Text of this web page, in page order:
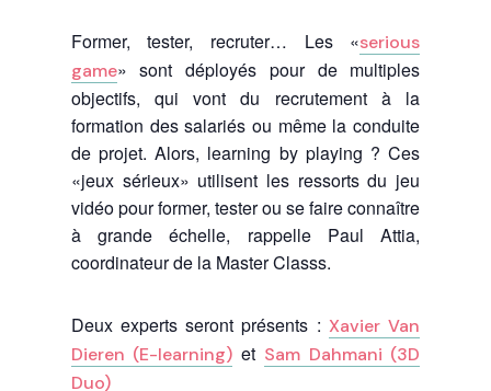
Former, tester, recruter… Les «serious
game» sont déployés pour de multiples
objectifs, qui vont du recrutement à la
formation des salariés ou même la conduite
de projet. Alors, learning by playing ? Ces
«jeux sérieux» utilisent les ressorts du jeu
vidéo pour former, tester ou se faire connaître
à grande échelle, rappelle Paul Attia,
coordinateur de la Master Classs.
Deux experts seront présents : Xavier Van
Dieren (E-learning) et Sam Dahmani (3D
Duo)